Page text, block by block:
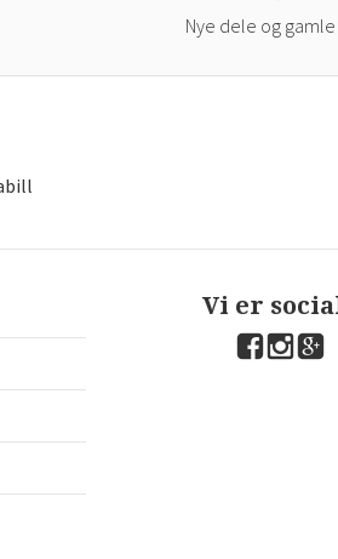
Nye dele og
Vi er